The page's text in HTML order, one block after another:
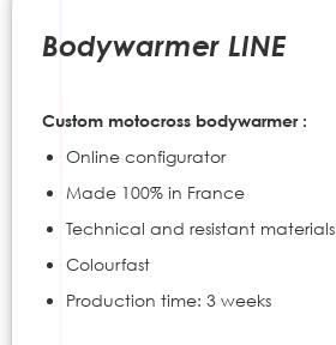
Bodywarmer LINE
Custom motocross bodywarmer :
Online configurator
Made 100% in France
Technical and resistant materials
Colourfast
Production time: 3 weeks
beginning
images
gallery